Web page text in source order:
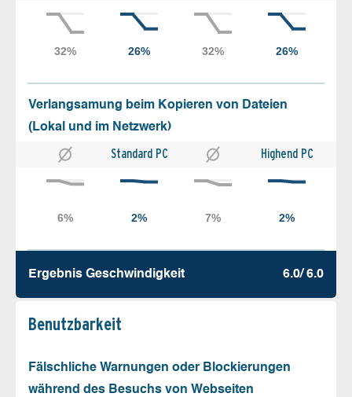
Verlangsamung beim Kopieren von Dateien
(Lokal und im Netzwerk)
Standard PC Highend PC
Ergebnis Geschw­indigkeit 6.0/ 6.0
Benutz­barkeit
Fälschliche Warnungen oder Blockierungen
während des Besuchs von Webseiten